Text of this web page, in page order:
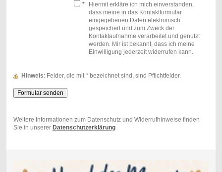
*
Hiermit erkläre ich mich einverstanden,
dass meine in das Kontaktformular
eingegebenen Daten elektronisch
gespeichert und zum Zweck der
Kontaktaufnahme verarbeitet und genutzt
werden. Mir ist bekannt, dass ich meine
Einwilligung jederzeit widerrufen kann.
Hinweis : Felder, die mit *bezeichnet sind, sind Pflichtfelder.
Weitere Informationen zum Datenschutz und Widerrufhinweise finden
Sie in unserer Datenschutzerklärung